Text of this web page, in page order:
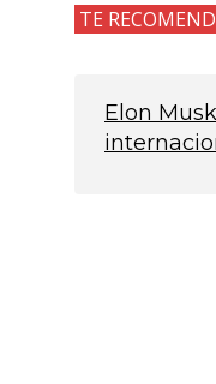
TE
Elon